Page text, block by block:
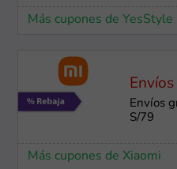
Más cupones de YesStyle
Envíos
S/79
Más cupones de Xiaomi